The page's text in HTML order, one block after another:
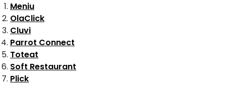
Meniu
OlaClick
Cluvi
Parrot Connect
Toteat
Soft Restaurant
Plick